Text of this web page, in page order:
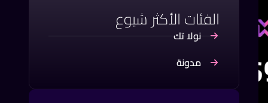
الفئات الأكثر شيوع
نولا تك
مدونة